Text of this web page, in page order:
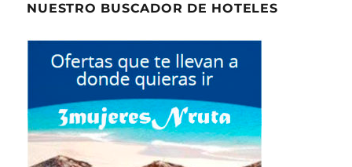
NUESTRO BUSCADOR DE HOTELES